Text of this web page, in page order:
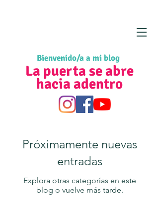
Bienvenido/a a mi blog
La puerta se abre
hacia adentro
Próximamente nuevas
entradas
Explora otras categorías en este
blog o vuelve más tarde.